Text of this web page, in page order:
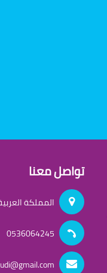
تواصل معنا
المملكة
0536064245